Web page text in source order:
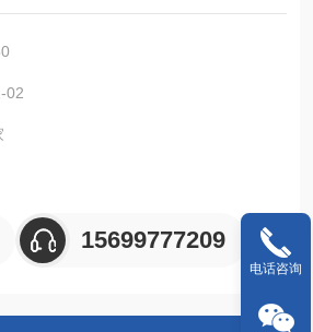
，条件筛选，结晶筛选，组合化学，生
反应釜.
02
15699777209
电话咨询